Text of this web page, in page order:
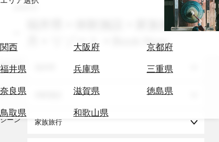
関西 大阪府
京都府
福井県
兵庫県
三重県
奈良県
滋賀県
徳島県
鳥取県
和歌山県
エ
券
テ
を
search
福井県 × 体験施設 × 家族旅行 × 3
月 × リゾート × Book Now
エリア
テーマ
シーン 家族旅行